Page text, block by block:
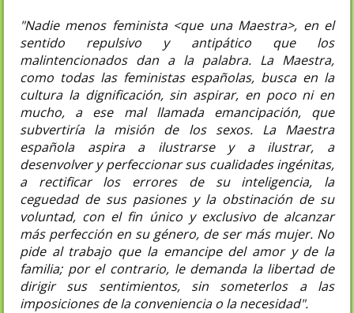
"Nadie menos feminista <que una Maestra>, en el
sentido repulsivo y antipático que los
malintencionados dan a la palabra. La Maestra,
como todas las feministas españolas, busca en la
cultura la dignificación, sin aspirar, en poco ni en
mucho, a ese mal llamada emancipación, que
subvertiría la misión de los sexos. La Maestra
española aspira a ilustrarse y a ilustrar, a
desenvolver y perfeccionar sus cualidades ingénitas,
a rectificar los errores de su inteligencia, la
ceguedad de sus pasiones y la obstinación de su
voluntad, con el fin único y exclusivo de alcanzar
más perfección en su género, de ser más mujer. No
pide al trabajo que la emancipe del amor y de la
familia; por el contrario, le demanda la libertad de
dirigir sus sentimientos, sin someterlos a las
imposiciones de la conveniencia o la necesidad".